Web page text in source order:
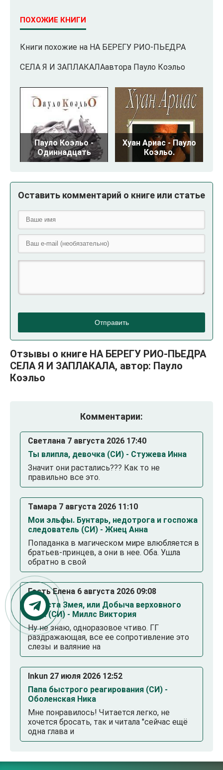
ПОХОЖИЕ КНИГИ
Книги похожие на НА БЕРЕГУ РИО-ПЬЕДРА
СЕЛА Я И ЗАПЛАКАЛАавтора Пауло Коэльо
Пауло Коэльо -
Одиннадцать
Хуан Ариас - Пауло
Коэльо.
Оставить комментарий о книге или статье
Отправить
Отзывы о книге НА БЕРЕГУ РИО-ПЬЕДРА
СЕЛА Я И ЗАПЛАКАЛА, автор: Пауло
Коэльо
Комментарии:
Светлана 7 августа 2026 17:40
Ты влипла, девочка (СИ) - Стужева Инна
Значит они растались??? Как то не
правильно все это.
Тамара 7 августа 2026 11:10
Мои эльфы. Бунтарь, недотрога и госпожа
следователь (СИ) - Жнец Анна
Попаданка в магическом мире влюбляется в
братьев-принцев, а они в нее. Оба. Ушла
обратно в свой
Гость Елена 6 августа 2026 09:08
Невеста Змея, или Добыча верховного
Нага (СИ) - Миллс Виктория
Ну не знаю, одноразовое чтиво. ГГ
раздражающая, все ее сопротивление это
слезы и валяние на
Inkun 27 июля 2026 12:52
Папа быстрого реагирования (СИ) -
Оболенская Ника
Мне понравилось! Читается легко, не
хочется бросать, так и читала "сейчас ещё
одна глава и